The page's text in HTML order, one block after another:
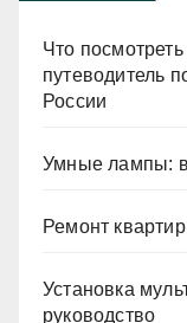
Что
путеводитель
России
Умные лампы:
Ремонт
Установка
руководство